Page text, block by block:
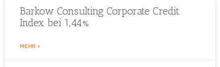
Barkow Consulting Corporate Credit
Index bei 1,44%
MEHR »